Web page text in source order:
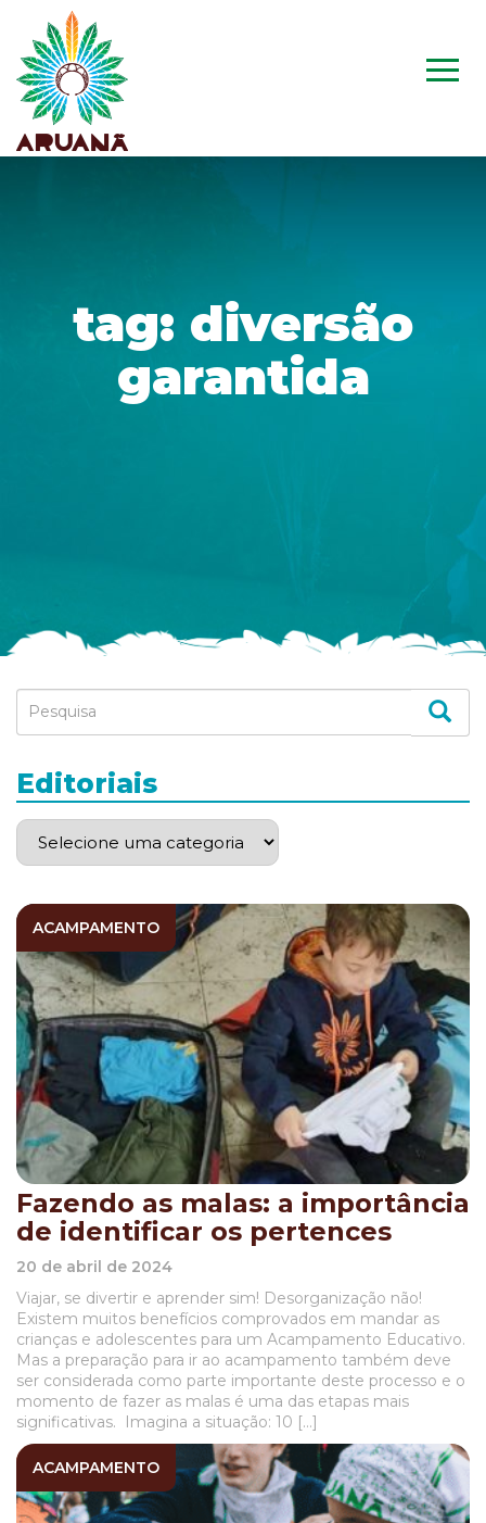
tag: diversão
garantida
ACAMPAMENTO
Fazendo as malas: a importância
de identificar os pertences
20 de abril de 2024
Viajar, se divertir e aprender sim! Desorganização não!
Existem muitos benefícios comprovados em mandar as
crianças e adolescentes para um Acampamento Educativo.
Mas a preparação para ir ao acampamento também deve
ser considerada como parte importante deste processo e o
momento de fazer as malas é uma das etapas mais
significativas. Imagina a situação: 10 […]
ACAMPAMENTO
Editoriais